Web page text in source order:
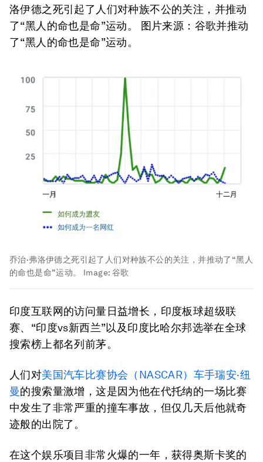
洛伊德之死引起了人们对种族不公的关注，并推动
了“黑人的命也是命”运动。 图片来源：谷歌并推动
了“黑人的命也是命”运动。
乔治·弗洛伊德之死引起了人们对种族不公的关注，并推动了“黑人
的命也是命”运动。
Image: 谷歌
印度互联网的访问量日益增长，印度板球超级联
赛、“印度vs新西兰”以及印度比哈尔邦选举在全球
搜索榜上都名列前茅。
人们对美国汽车比赛协会（NASCAR）车手瑞安·纽
曼的搜索量激增，这是因为他在代托纳的一场比赛
中发生了非常严重的撞车事故，但仅几天后他就奇
迹般的出院了。
在这个娱乐项目非常火爆的一年，获得奥斯卡奖的